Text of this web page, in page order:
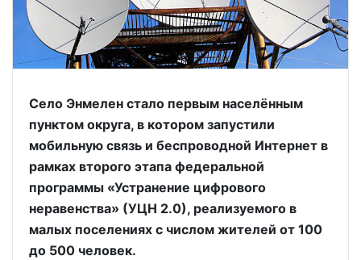
Село Энмелен стало первым населённым
пунктом округа, в котором запустили
мобильную связь и беспроводной Интернет в
рамках второго этапа федеральной
программы «Устранение цифрового
неравенства» (УЦН 2.0), реализуемого в
малых поселениях с числом жителей от 100
до 500 человек.